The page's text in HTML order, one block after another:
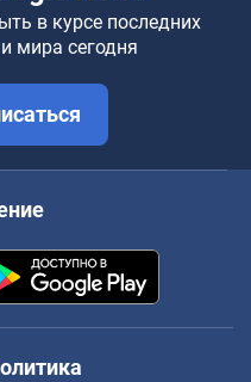
в курсе последних
мира сегодня